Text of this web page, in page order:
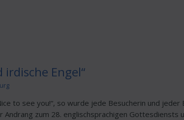
irdische Engel“
to see you!“, so wurde jede Besucherin und
zum 28. englischsprachigen Gottesdiensts